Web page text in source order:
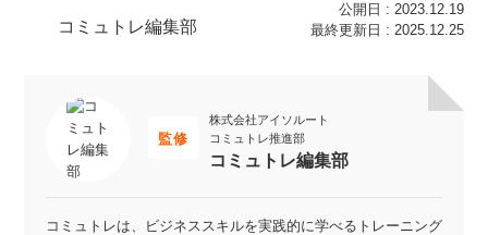
コミュトレ編集部
公開日 : 2023.12.19
最終更新日 : 2025.12.25
監修
株式会社アイソルート
コミュトレ推進部
コミュトレ編集部
コミュトレは、ビジネススキルを実践的に学べるトレーニング